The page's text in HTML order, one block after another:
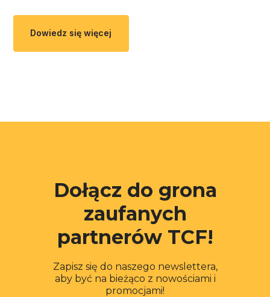
Dowiedz się więcej
Dołącz do grona
zaufanych
partnerów TCF!
Zapisz się do naszego newslettera,
aby być na bieżąco z nowościami i
promocjami!